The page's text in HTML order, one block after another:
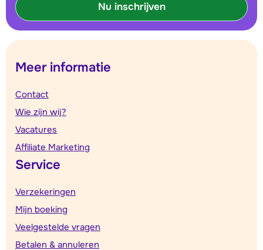
Nu inschrijven
Meer informatie
Contact
Wie zijn wij?
Vacatures
Affiliate Marketing
Service
Verzekeringen
Mijn boeking
Veelgestelde vragen
Betalen & annuleren